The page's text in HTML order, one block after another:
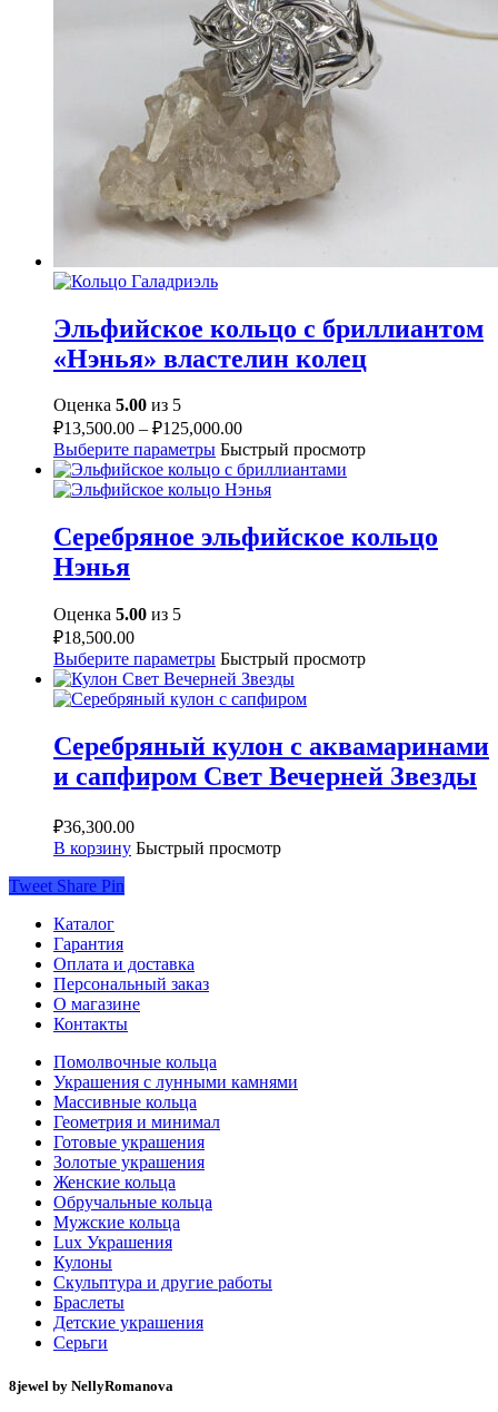
Эльфийское кольцо с бриллиантом
«Нэнья» властелин колец
Оценка 5.00 из 5
₽13,500.00 – ₽125,000.00
Выберите параметры Быстрый просмотр
Серебряное эльфийское кольцо
Нэнья
Оценка 5.00 из 5
₽18,500.00
Выберите параметры Быстрый просмотр
Серебряный кулон с аквамаринами
и сапфиром Свет Вечерней Звезды
₽36,300.00
В корзину Быстрый просмотр
Tweet Share Pin
Каталог
Гарантия
Оплата и доставка
Персональный заказ
О магазине
Контакты
Помолвочные кольца
Украшения с лунными камнями
Массивные кольца
Геометрия и минимал
Готовые украшения
Золотые украшения
Женские кольца
Обручальные кольца
Мужские кольца
Lux Украшения
Кулоны
Скульптура и другие работы
Браслеты
Детские украшения
Серьги
8jewel by NellyRomanova